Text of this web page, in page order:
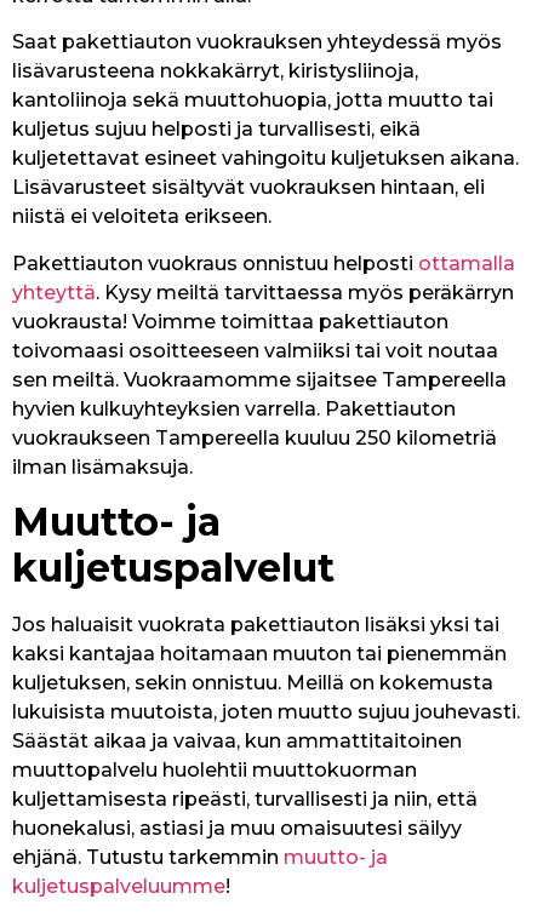
Saat pakettiauton vuokrauksen yhteydessä myös
lisävarusteena nokkakärryt, kiristysliinoja,
kantoliinoja sekä muuttohuopia, jotta muutto tai
kuljetus sujuu helposti ja turvallisesti, eikä
kuljetettavat esineet vahingoitu kuljetuksen aikana.
Lisävarusteet sisältyvät vuokrauksen hintaan, eli
niistä ei veloiteta erikseen.
Pakettiauton vuokraus onnistuu helposti ottamalla
yhteyttä. Kysy meiltä tarvittaessa myös peräkärryn
vuokrausta! Voimme toimittaa pakettiauton
toivomaasi osoitteeseen valmiiksi tai voit noutaa
sen meiltä. Vuokraamomme sijaitsee Tampereella
hyvien kulkuyhteyksien varrella. Pakettiauton
vuokraukseen Tampereella kuuluu 250 kilometriä
ilman lisämaksuja.
Muutto- ja
kuljetuspalvelut
Jos haluaisit vuokrata pakettiauton lisäksi yksi tai
kaksi kantajaa hoitamaan muuton tai pienemmän
kuljetuksen, sekin onnistuu. Meillä on kokemusta
lukuisista muutoista, joten muutto sujuu jouhevasti.
Säästät aikaa ja vaivaa, kun ammattitaitoinen
muuttopalvelu huolehtii muuttokuorman
kuljettamisesta ripeästi, turvallisesti ja niin, että
huonekalusi, astiasi ja muu omaisuutesi säilyy
ehjänä. Tutustu tarkemmin muutto- ja
kuljetuspalveluumme!